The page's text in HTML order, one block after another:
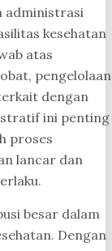
administrasi
kesehatan
atas
pengelolaan
dengan
ini penting
proses
lancar dan
besar dalam
Dengan